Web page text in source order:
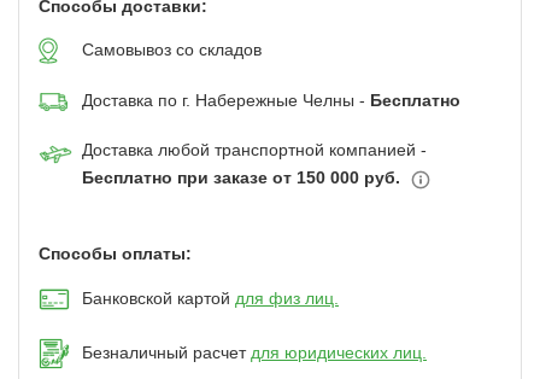
Способы доставки:
Самовывоз со складов
Доставка по г. Набережные Челны - Бесплатно
Доставка любой транспортной компанией -
Бесплатно при заказе от 150 000 руб.
Способы оплаты:
Банковской картой для физ лиц.
Безналичный расчетдля юридических лиц.